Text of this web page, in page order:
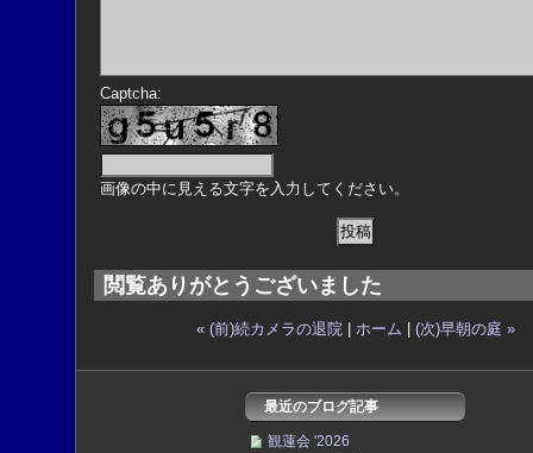
Captcha:
画像の中に見える文字を入力してください。
閲覧ありがとうございました
« (前)続カメラの退院| ホーム (次)早朝の庭 »
最近のブログ記事
観蓮会 '2026